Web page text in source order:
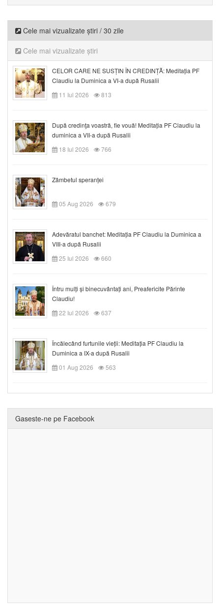
Cele mai vizualizate știri / 30 zile
Cele mai vizualizate știri
CELOR CARE NE SUSȚIN ÎN CREDINȚĂ: Meditația PF
Claudiu la Duminica a VI-a după Rusalii
11 Iul 2026
813
După credinţa voastră, fie vouă! Meditația PF Claudiu la
duminica a VII-a după Rusalii
18 Iul 2026
766
Zâmbetul speranței
05 Aug 2026 679
Adevăratul banchet: Meditația PF Claudiu la Duminica a
VIII-a după Rusalii
25 Iul 2026
660
Întru mulți și binecuvântați ani, Preafericite Părinte
Claudiu!
22 Iul 2026
637
Încălecând furtunile vieții: Meditația PF Claudiu la
Duminica a IX-a după Rusalii
01 Aug 2026
563
Gaseste-ne pe Facebook